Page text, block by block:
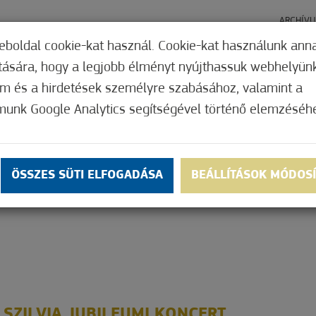
HÍREK ELŐADÁSOK
Patkó archívum 2023 Patkó archívum 2022
ARCHÍVUM
cookie-kat használ. Cookie-kat használunk
hogy a legjobb élményt nyújthassuk
és a hirdetések személyre szabásához, valamint a
Google Analytics segítségével történő
ÖSSZES SÜTI ELFOGADÁSA BEÁLLÍTÁSOK